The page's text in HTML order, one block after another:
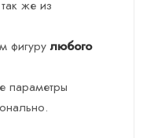
же из
фигурулюбого
параметры